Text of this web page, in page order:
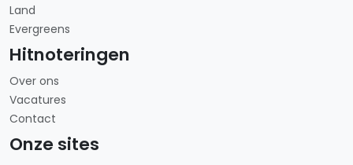
Land
Evergreens
Hitnoteringen
Over ons
Vacatures
Contact
Onze sites